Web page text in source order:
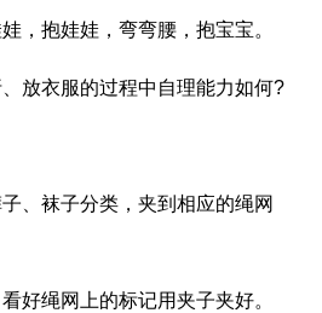
抱娃娃，弯弯腰，抱宝宝。
衣服的过程中自理能力如何?
袜子分类，夹到相应的绳网
绳网上的标记用夹子夹好。